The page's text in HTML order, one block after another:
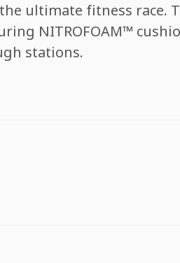
ultimate fitness race.
NITROFOAM™
stations.